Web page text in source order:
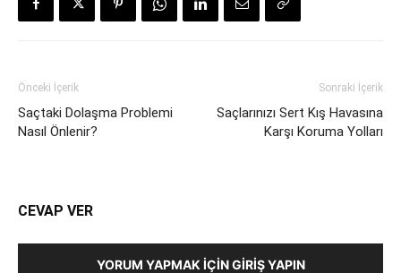
Önceki İçerik
Saçtaki Dolaşma Problemi
Nasıl Önlenir?
Sonraki İçerik
Saçlarınızı Sert Kış Havasına
Karşı Koruma Yolları
CEVAP VER
YORUM YAPMAK İÇIN GIRIŞ YAPIN